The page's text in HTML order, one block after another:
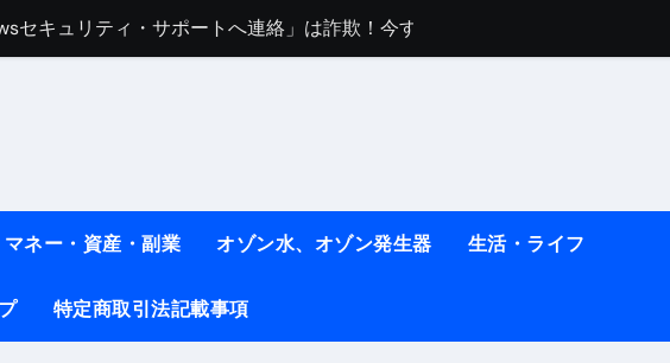
責任は地震か施設側か？被害者への補償や損害賠償をわかりやすく解説
る薬はコレ！ #医療ダイエット
方法 #shots
ぎ痩せ本当に効果ある？ #エクササイズ
マネー・資産・副業 オゾン水、オゾン発生器 生活・ライフ
特定商取引法記載事項